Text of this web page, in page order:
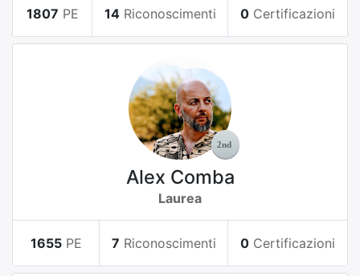
1807 PE 14 Riconoscimenti 0 Certificazioni
Alex Comba
Laurea
1655 PE 7 Riconoscimenti 0 Certificazioni